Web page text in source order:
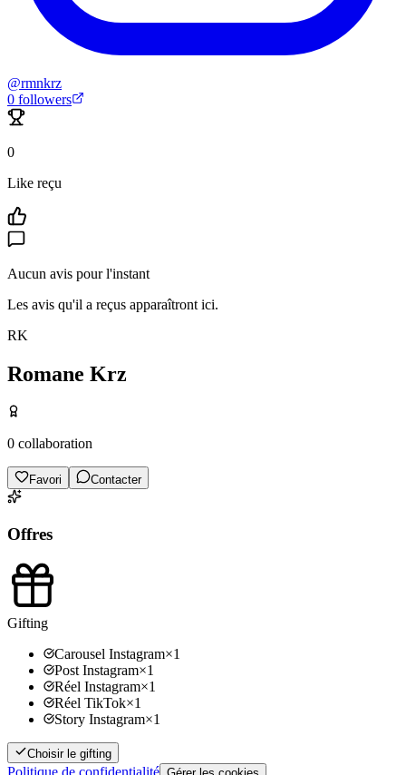
@rmnkrz
0 followers
0
Like reçu
Aucun avis pour l'instant
Les avis qu'il a reçus apparaîtront ici.
RK
Romane Krz
0 collaboration
Favori Contacter
Offres
Gifting
Carousel Instagram×1
Post Instagram×1
Réel Instagram×1
Réel TikTok×1
Story Instagram×1
Choisir le gifting